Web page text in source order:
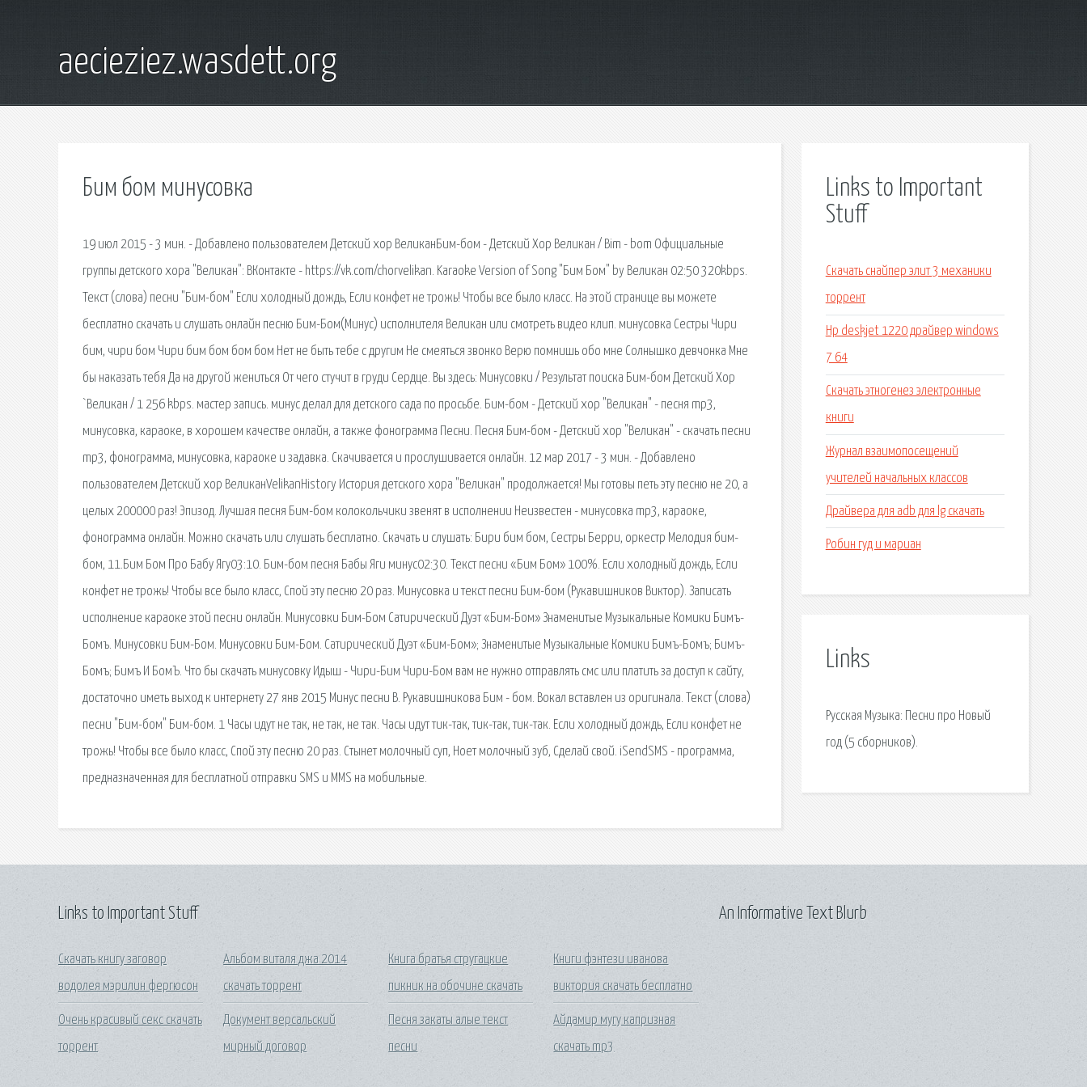
aecieziez.wasdett.org
Бим бом минусовка
19 июл 2015 - 3 мин. - Добавлено пользователем Детский хор ВеликанБим-бом - Детский Хор Великан / Bim - bom Официальные
группы детского хора "Великан": ВКонтакте - https://vk.com/chorvelikan. Karaoke Version of Song "Бим Бом" by Великан 02:50 320kbps.
Текст (слова) песни "Бим-бом" Если холодный дождь, Если конфет не трожь! Чтобы все было класс. На этой странице вы можете
бесплатно скачать и слушать онлайн песню Бим-Бом(Минус) исполнителя Великан или смотреть видео клип. минусовка Сестры Чири
бим, чири бом Чири бим бом бом бом Нет не быть тебе с другим Не смеяться звонко Верю помнишь обо мне Солнышко девчонка Мне
бы наказать тебя Да на другой жениться От чего стучит в груди Сердце. Вы здесь: Минусовки / Результат поиска Бим-бом Детский Хор
`Великан / 1 256 kbps. мастер запись. минус делал для детского сада по просьбе. Бим-бом - Детский хор "Великан" - песня mp3,
минусовка, караоке, в хорошем качестве онлайн, а также фонограмма Песни. Песня Бим-бом - Детский хор "Великан" - скачать песни
mp3, фонограмма, минусовка, караоке и задавка. Скачивается и прослушивается онлайн. 12 мар 2017 - 3 мин. - Добавлено
пользователем Детский хор ВеликанVelikanHistory История детского хора "Великан" продолжается! Мы готовы петь эту песню не 20, а
целых 200000 раз! Эпизод. Лучшая песня Бим-бом колокольчики звенят в исполнении Неизвестен - минусовка mp3, караоке,
фонограмма онлайн. Можно скачать или слушать бесплатно. Скачать и слушать: Бири бим бом, Сестры Берри, оркестр Мелодия бим-
бом, 11.Бим Бом Про Бабу Ягу03:10. Бим-бом песня Бабы Яги минус02:30. Текст песни «Бим Бом» 100%. Если холодный дождь, Если
конфет не трожь! Чтобы все было класс, Спой эту песню 20 раз. Минусовка и текст песни Бим-бом (Рукавишников Виктор). Записать
исполнение караоке этой песни онлайн. Минусовки Бим-Бом Сатирический Дуэт «Бим-Бом» Знаменитые Музыкальные Комики Бимъ-
Бомъ. Минусовки Бим-Бом. Минусовки Бим-Бом. Сатирический Дуэт «Бим-Бом»; Знаменитые Музыкальные Комики Бимъ-Бомъ; Бимъ-
Бомъ; Бимъ И БомЪ. Что бы скачать минусовку Идыш - Чири-Бим Чири-Бом вам не нужно отправлять смс или платить за доступ к сайту,
достаточно иметь выход к интернету 27 янв 2015 Минус песни В. Рукавишникова Бим - бом. Вокал вставлен из оригинала. Текст (слова)
песни "Бим-бом" Бим-бом. 1 Часы идут не так, не так, не так. Часы идут тик-так, тик-так, тик-так. Если холодный дождь, Если конфет не
трожь! Чтобы все было класс, Спой эту песню 20 раз. Стынет молочный суп, Ноет молочный зуб, Сделай свой. iSendSMS - программа,
предназначенная для бесплатной отправки SMS и MMS на мобильные.
Links to Important
Stuff
Скачать снайпер элит 3 механики
торрент
Hp deskjet 1220 драйвер windows
7 64
Скачать этногенез электронные
книги
Журнал взаимопосещений
учителей начальных классов
Драйвера для adb для lg скачать
Робин гуд и мариан
Links
Русская Музыка: Песни про Новый
год (5 сборников).
Links to Important Stuff
Скачать книгу заговор
водолея мэрилин фергюсон
Очень красивый секс скачать
торрент
Альбом виталя джа 2014
скачать торрент
Документ версальский
мирный договор
Книга братья стругацкие
пикник на обочине скачать
Песня закаты алые текст
песни
Книги фэнтези иванова
виктория скачать бесплатно
Айдамир мугу капризная
скачать mp3
An Informative Text Blurb